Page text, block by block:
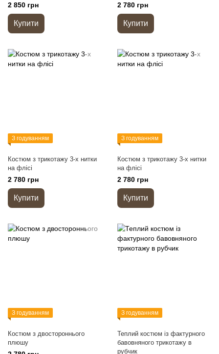
2 850 грн
Купити
2 780 грн
Купити
З годуванням
Костюм з трикотажу 3-х нитки
на флісі
2 780 грн
Купити
З годуванням
Костюм з трикотажу 3-х нитки
на флісі
2 780 грн
Купити
З годуванням
Костюм з двостороннього
плюшу
З годуванням
Теплий костюм із фактурного
бавовняного трикотажу в
рубчик